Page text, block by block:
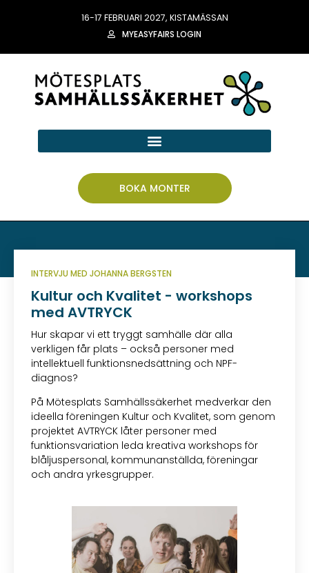
16-17 FEBRUARI 2027, KISTAMÄSSAN
MYEASYFAIRS LOGIN
BOKA MONTER
INTERVJU MED JOHANNA BERGSTEN
Kultur och Kvalitet - workshops
med AVTRYCK
Hur skapar vi ett tryggt samhälle där alla
verkligen får plats – också personer med
intellektuell funktionsnedsättning och NPF-
diagnos?
På Mötesplats Samhällssäkerhet medverkar den
ideella föreningen Kultur och Kvalitet, som genom
projektet AVTRYCK låter personer med
funktionsvariation leda kreativa workshops för
blåljuspersonal, kommunanställda, föreningar
och andra yrkesgrupper.